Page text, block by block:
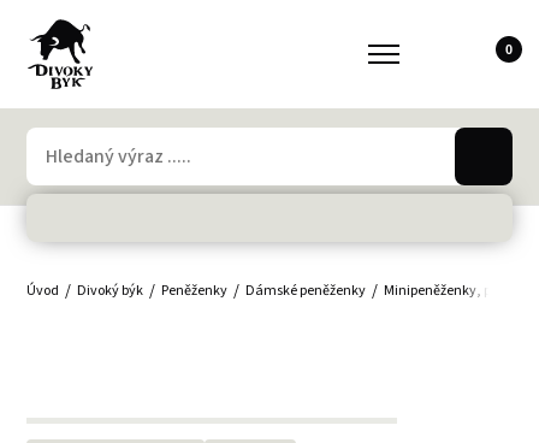
0
Úvod Divoký býk Peněženky Dámské peněženky Minipeněženky,